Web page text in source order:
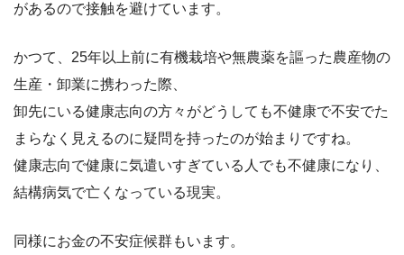
があるので接触を避けています。
かつて、25年以上前に有機栽培や無農薬を謳った農産物の
生産・卸業に携わった際、
卸先にいる健康志向の方々がどうしても不健康で不安でた
まらなく見えるのに疑問を持ったのが始まりですね。
健康志向で健康に気遣いすぎている人でも不健康になり、
結構病気で亡くなっている現実。
同様にお金の不安症候群もいます。